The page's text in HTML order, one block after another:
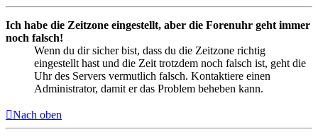
Ich habe die Zeitzone eingestellt, aber die Forenuhr geht immer
noch falsch!
Wenn du dir sicher bist, dass du die Zeitzone richtig
eingestellt hast und die Zeit trotzdem noch falsch ist, geht die
Uhr des Servers vermutlich falsch. Kontaktiere einen
Administrator, damit er das Problem beheben kann.
Nach oben